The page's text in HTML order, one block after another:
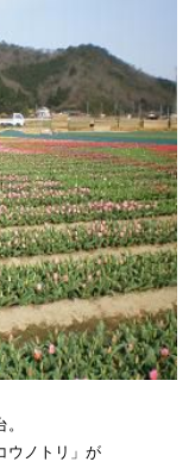
ウノトリ」が